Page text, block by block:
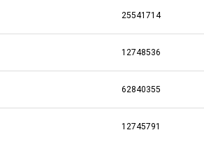
25541714
12748536
62840355
12745791